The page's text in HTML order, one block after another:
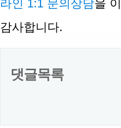
라인 1:1 문의상담을
감사합니다.
댓글목록